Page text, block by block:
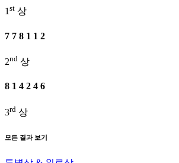
1 st 상
7 7 8 1 1 2
2nd 상
8 1 4 2 4 6
3rd 상
모든 결과 보기